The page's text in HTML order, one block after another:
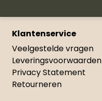
Klantenservice
Veelgestelde vragen
Leveringsvoorwaarden
Privacy Statement
Retourneren